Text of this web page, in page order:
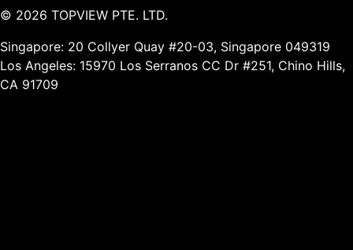
© 2026 TOPVIEW PTE. LTD.
Singapore: 20 Collyer Quay #20-03, Singapore 049319
Los Angeles: 15970 Los Serranos CC Dr #251, Chino Hills,
CA 91709